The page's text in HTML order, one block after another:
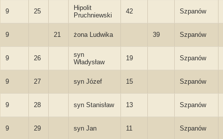
9 25
Hipolit
Pruchniewski
42 Szpanów
9 21 żona Ludwika 39 Szpanów
9 26
syn
Władysław
19 Szpanów
9 27 syn Józef 15 Szpanów
9 28 syn Stanisław 13 Szpanów
9 29 syn Jan 11 Szpanów